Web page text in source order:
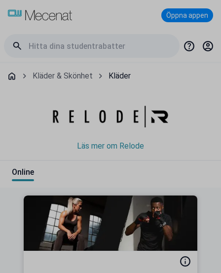
Öppna appen
Kläder & Skönhet Kläder
Läs mer om Relode
Online